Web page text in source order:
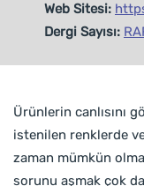
Web Sitesi:
Dergi Sayısı:
Ürünlerin canlısını
istenilen renklerde
zaman mümkün
sorunu aşmak çok